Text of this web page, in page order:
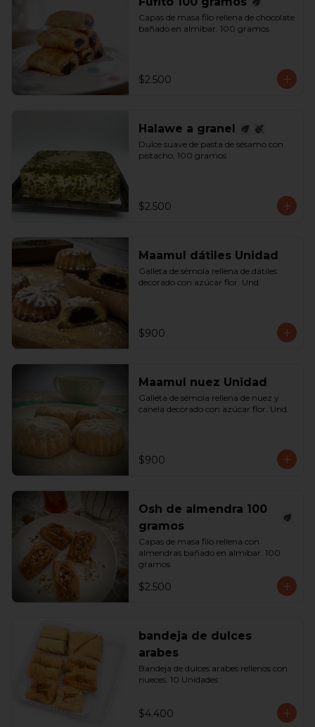
Capas de masa filo rellena de chocolate
bañado en almíbar. 100 gramos
$2.500
Halawe a granel
Dulce suave de pasta de sésamo con
pistacho, 100 gramos
$2.500
Maamul dátiles Unidad
Galleta de sémola rellena de dátiles
decorado con azúcar flor. Und.
$900
Maamul nuez Unidad
Galleta de sémola rellena de nuez y
canela decorado con azúcar flor. Und.
$900
Osh de almendra 100
gramos
Capas de masa filo rellena con
almendras bañado en almíbar. 100
gramos
$2.500
bandeja de dulces
arabes
Bandeja de dulces arabes rellenos con
nueces. 10 Unidades
$4.400